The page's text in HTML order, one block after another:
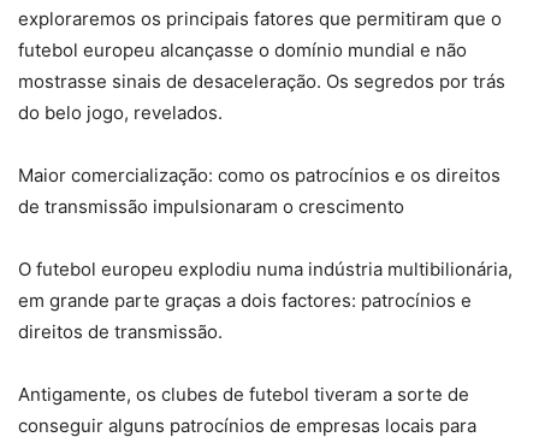
exploraremos os principais fatores que permitiram que o
futebol europeu alcançasse o domínio mundial e não
mostrasse sinais de desaceleração. Os segredos por trás
do belo jogo, revelados.
Maior comercialização: como os patrocínios e os direitos
de transmissão impulsionaram o crescimento
O futebol europeu explodiu numa indústria multibilionária,
em grande parte graças a dois factores: patrocínios e
direitos de transmissão.
Antigamente, os clubes de futebol tiveram a sorte de
conseguir alguns patrocínios de empresas locais para